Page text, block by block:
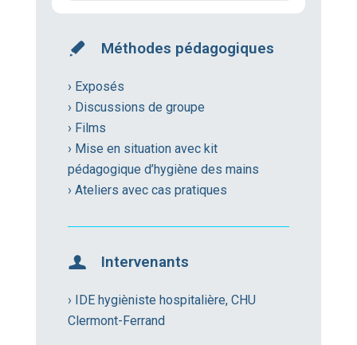
Méthodes pédagogiques
› Exposés
› Discussions de groupe
› Films
› Mise en situation avec kit
pédagogique d’hygiène des mains
› Ateliers avec cas pratiques
Intervenants
› IDE hygièniste hospitalière, CHU
Clermont-Ferrand